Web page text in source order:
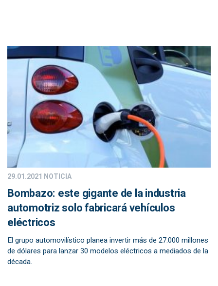
29.01.2021 NOTICIA
Bombazo: este gigante de la industria
automotriz solo fabricará vehículos
eléctricos
El grupo automovilístico planea invertir más de 27.000 millones
de dólares para lanzar 30 modelos eléctricos a mediados de la
década.